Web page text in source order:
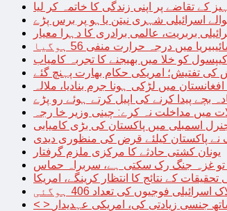
اسرائیلی شہری نیتن یاہو پر برس پڑے
بربریت، عالمی برادری کا دہرا معیار
میں درجہ حرارت منفی 56 ہوگیا
کیپسول کو خلا میں بھیجنے کا تجربہ کامیاب
تفتیش؛ امریکی حکام بھارت پہنچ گئے
میں لڑکی ہونا جرم بنادیا، ملالہ
بچے پیدا کرنے کی اپیل کرتے ہوئے رو پڑے
میں مداخلت نہ کرے: چینی وزیر خا رجہ
اسمبلی میں پاکستان کی بڑی کامیابی
نے پاکستان کیلئے قرض کی منظوری دیدی
یونان کشتی حادثے کا مرکزی ملزم گرفتار
تو غزہ جنگ رک سکتی ہے، سربراہ حماس
کے نتائج کا انتظار کرینگے، امریکا
فوجیوں کی تعداد 406 ہوگئی
جنسی زیادتی کی، امریکی عہدیدار